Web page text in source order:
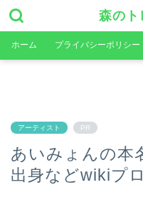
森のト
ホーム プライバシーポリシー
アーティスト PR
あいみょんの本
出身などwikiプ